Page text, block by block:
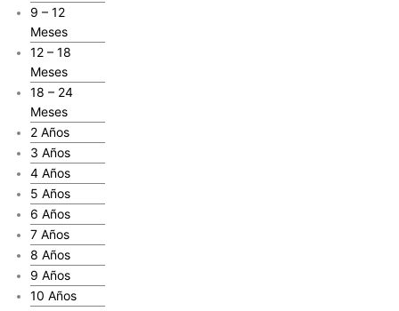
9 – 12
Meses
12 – 18
Meses
18 – 24
Meses
2 Años
3 Años
4 Años
5 Años
6 Años
7 Años
8 Años
9 Años
10 Años